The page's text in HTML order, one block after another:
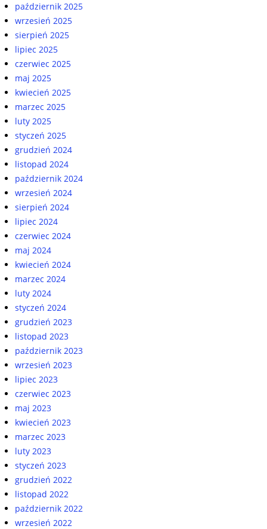
październik 2025
wrzesień 2025
sierpień 2025
lipiec 2025
czerwiec 2025
maj 2025
kwiecień 2025
marzec 2025
luty 2025
styczeń 2025
grudzień 2024
listopad 2024
październik 2024
wrzesień 2024
sierpień 2024
lipiec 2024
czerwiec 2024
maj 2024
kwiecień 2024
marzec 2024
luty 2024
styczeń 2024
grudzień 2023
listopad 2023
październik 2023
wrzesień 2023
lipiec 2023
czerwiec 2023
maj 2023
kwiecień 2023
marzec 2023
luty 2023
styczeń 2023
grudzień 2022
listopad 2022
październik 2022
wrzesień 2022